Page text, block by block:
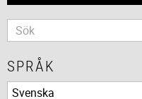
SPRÅK